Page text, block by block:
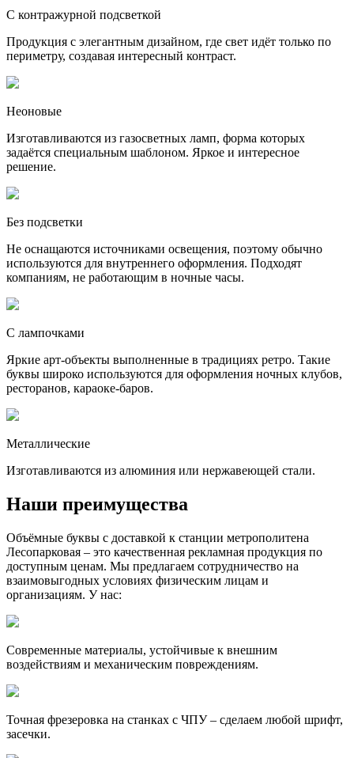
С контражурной подсветкой
Продукция с элегантным дизайном, где свет идёт только по
периметру, создавая интересный контраст.
Неоновые
Изготавливаются из газосветных ламп, форма которых
задаётся специальным шаблоном. Яркое и интересное
решение.
Без подсветки
Не оснащаются источниками освещения, поэтому обычно
используются для внутреннего оформления. Подходят
компаниям, не работающим в ночные часы.
С лампочками
Яркие арт-объекты выполненные в традициях ретро. Такие
буквы широко используются для оформления ночных клубов,
ресторанов, караоке-баров.
Металлические
Изготавливаются из алюминия или нержавеющей стали.
Наши преимущества
Объёмные буквы с доставкой к станции метрополитена
Лесопарковая – это качественная рекламная продукция по
доступным ценам. Мы предлагаем сотрудничество на
взаимовыгодных условиях физическим лицам и
организациям. У нас:
Современные материалы, устойчивые к внешним
воздействиям и механическим повреждениям.
Точная фрезеровка на станках с ЧПУ – сделаем любой шрифт,
засечки.